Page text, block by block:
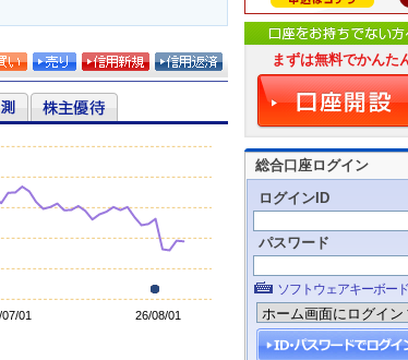
まずは無料でかんた
総合口座ログイン
ログインID
パスワード
ソフトウェアキーボード